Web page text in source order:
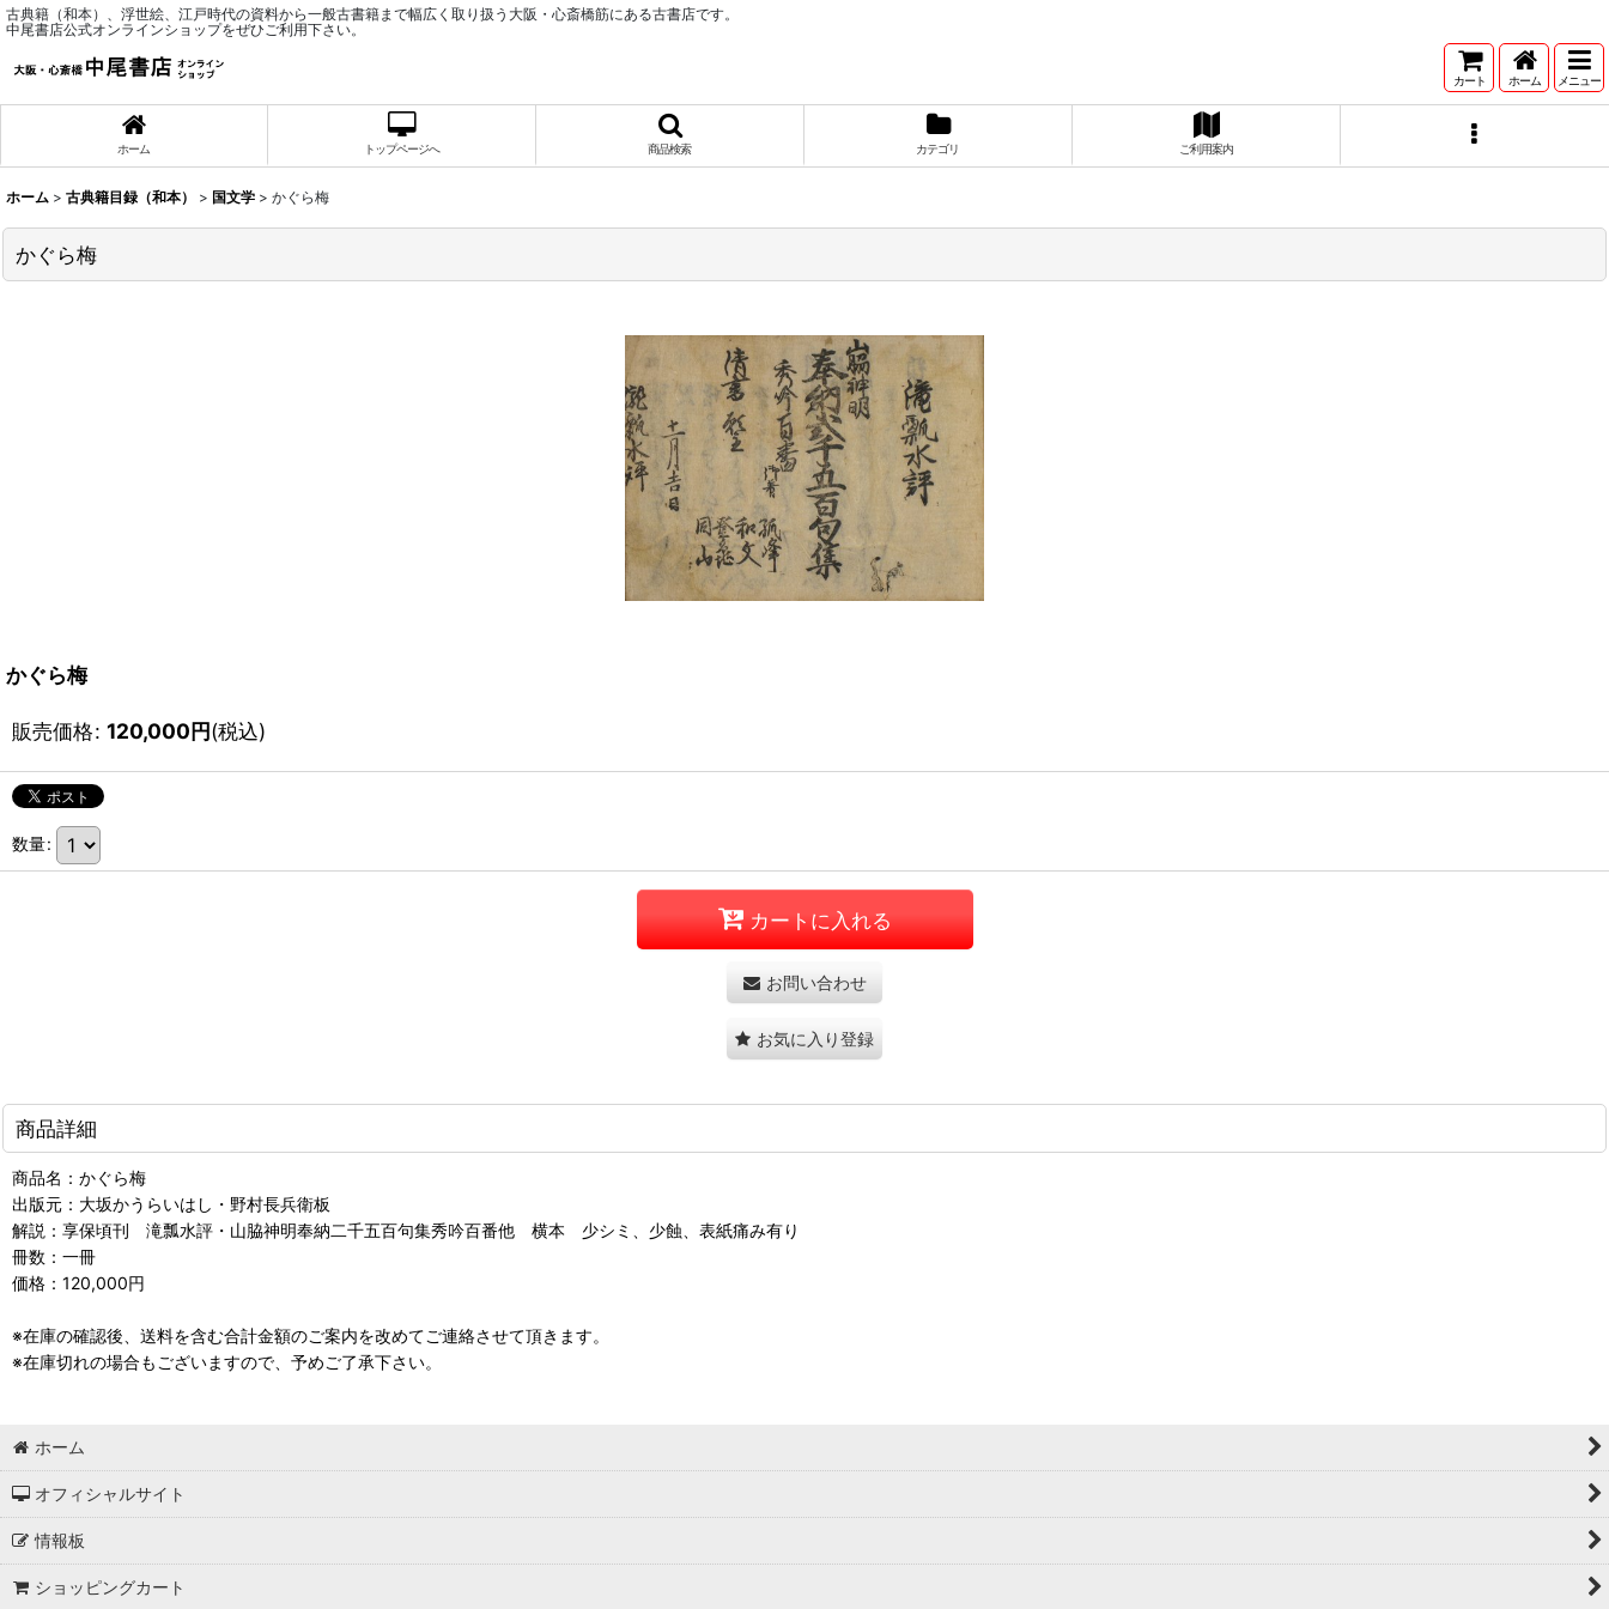
古典籍（和本）、浮世絵、江戸時代の資料から一般古書籍まで幅広く取り扱う大阪・心斎橋筋にある古書店です。
中尾書店公式オンラインショップをぜひご利用下さい。
カート ホーム メニュー
ホーム トップページへ 商品検索 カテゴリ ご利用案内
ホーム > 古典籍目録（和本） > 国文学 > かぐら梅
かぐら梅
かぐら梅
販売価格: 120,000円(税込)
数量:
カートに入れる
お問い合わせ
お気に入り登録
商品詳細
商品名：かぐら梅
出版元：大坂かうらいはし・野村長兵衛板
解説：享保頃刊 滝瓢水評・山脇神明奉納二千五百句集秀吟百番他 横本 少シミ、少蝕、表紙痛み有り
冊数：一冊
価格：120,000円
※在庫の確認後、送料を含む合計金額のご案内を改めてご連絡させて頂きます。
※在庫切れの場合もございますので、予めご了承下さい。
ホーム
オフィシャルサイト
情報板
ショッピングカート